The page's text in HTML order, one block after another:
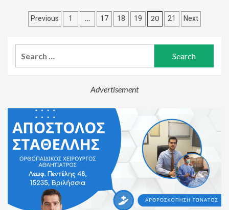
Posts
Previous 1 … 17 18 19 20 21 Next
Advertisement